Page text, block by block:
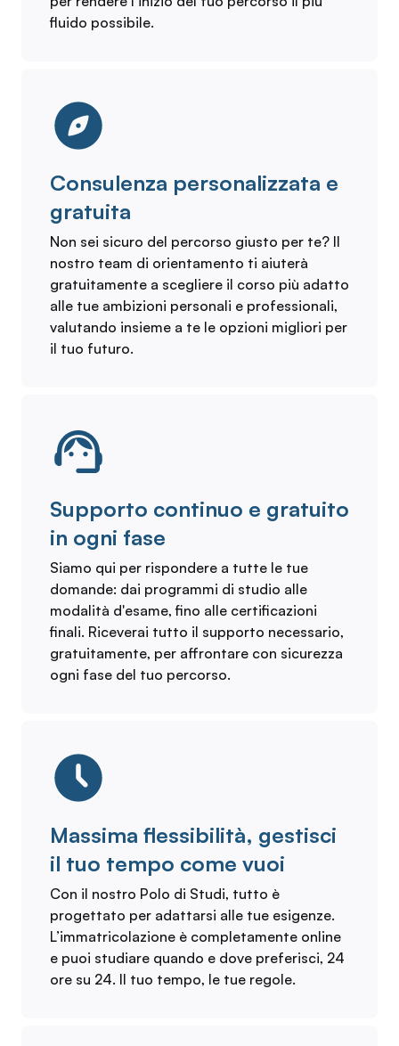
fluido possibile.
Consulenza personalizzata e
gratuita
Non sei sicuro del percorso giusto per te? Il
nostro team di orientamento ti aiuterà
gratuitamente a scegliere il corso più adatto
alle tue ambizioni personali e professionali,
valutando insieme a te le opzioni migliori per
il tuo futuro.
Supporto continuo e gratuito
in ogni fase
Siamo qui per rispondere a tutte le tue
domande: dai programmi di studio alle
modalità d'esame, fino alle certificazioni
finali. Riceverai tutto il supporto necessario,
gratuitamente, per affrontare con sicurezza
ogni fase del tuo percorso.
Massima flessibilità, gestisci
il tuo tempo come vuoi
Con il nostro Polo di Studi, tutto è
progettato per adattarsi alle tue esigenze.
L’immatricolazione è completamente online
e puoi studiare quando e dove preferisci, 24
ore su 24. Il tuo tempo, le tue regole.